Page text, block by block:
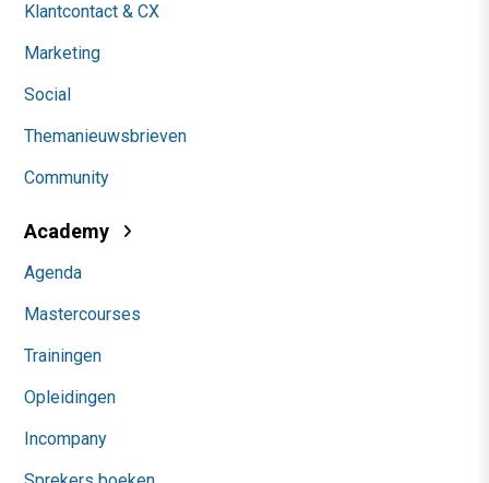
Klantcontact & CX
Marketing
Social
Themanieuwsbrieven
Community
Academy
Agenda
Mastercourses
Trainingen
Opleidingen
Incompany